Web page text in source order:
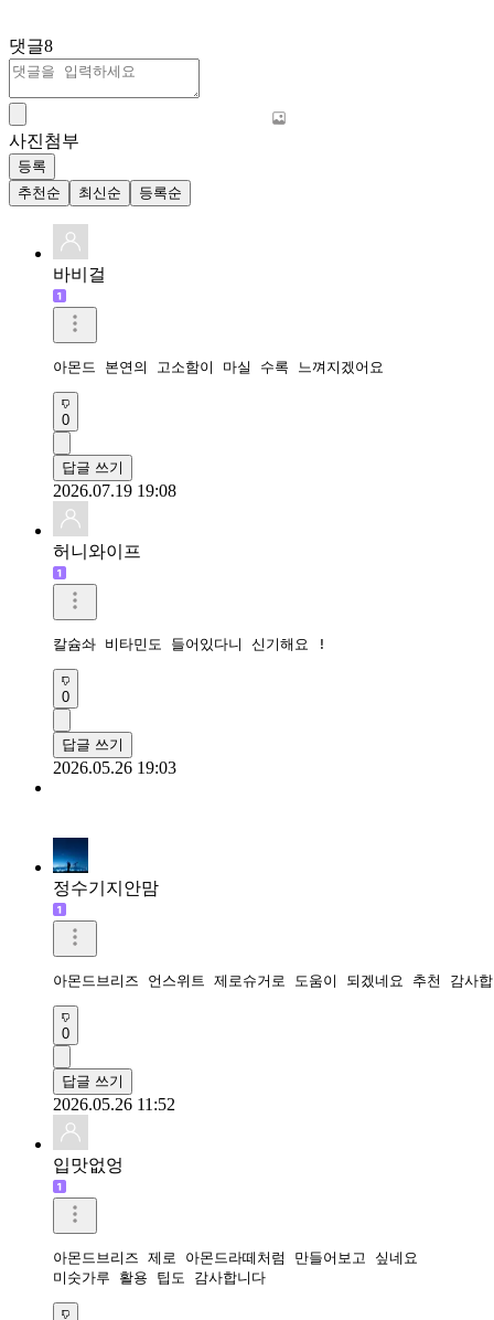
댓글8
사진첨부
등록
추천순
최신순 등록순
바비걸
아몬드 본연의 고소함이 마실 수록 느껴지겠어요
0
답글 쓰기
2026.07.19 19:08
허니와이프
칼슘솨 비타민도 들어있다니 신기해요 !
0
답글 쓰기
2026.05.26 19:03
정수기지안맘
아몬드브리즈 언스위트 제로슈거로 도움이 되겠네요 추천 감사
0
답글 쓰기
2026.05.26 11:52
입맛없엉
아몬드브리즈 제로 아몬드라떼처럼 만들어보고 싶네요
미숫가루 활용 팁도 감사합니다